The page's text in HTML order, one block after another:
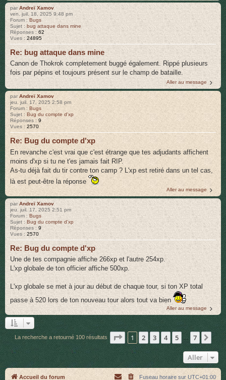
parAndreï Xamov
ven. juil. 18, 2025 9:48 pm
Forum :Bugs
Sujet :bug attaque dans mine
Réponses : 62
Vues : 24895
Re: bug attaque dans mine
Canon de Thokrok completement buggé également. Rippé plusieurs
fois par pépins et toujours présent sur le champ de bataille.
Aller au message
parAndreï Xamov
jeu. juil. 17, 2025 2:58 pm
Forum : Bugs
Sujet : Bug du compte d'xp
Réponses : 9
Vues : 2570
Re: Bug du compte d'xp
En revanche c'est vrai que c'est étrange que tes adjudants affichent
moins d'xp si tu ne t'es jamais fait RIP.
As-tu déjà fait du tir contre ton camp ? L'xp est retiré dans un tel cas,
là est peut-être la réponse
Aller au message
parAndreï Xamov
jeu. juil. 17, 2025 2:51 pm
Forum :Bugs
Sujet :Bug du compte d'xp
Réponses : 9
Vues : 2570
Re: Bug du compte d'xp
Une de tes compagnie affiche 266xp et l'autre 254xp.
L'xp globale de ton officier affiche 500xp.
L'xp globale se met à jour au début de chaque tour, si ton XP total
passe à 520 lors de ton nouveau tour alors tout va bien
Aller au message
La recherche a retourné 100 résultats Page 1sur7
1 2 3 4 5 7
Aller
Accueil du forum Fuseau horaire sur UTC+01:00